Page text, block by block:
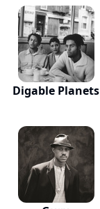
Digable Planets